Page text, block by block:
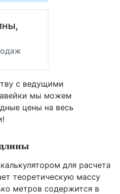
с ведущими
мы можем
цены на весь
для расчета
теоретическую массу
метров содержится в